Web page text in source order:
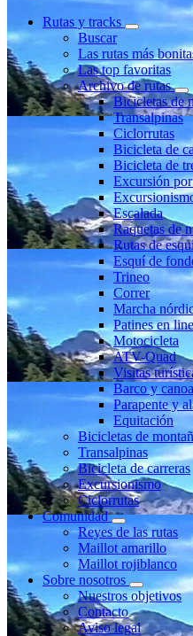
Rutas y tracks
Buscar
Las rutas más
Las top favoritas
Archivo de rutas
Bicicletas de
Transalpinas
Ciclorrutas
Bicicleta de
Bicicleta de
Excursión
Escalada
Raquetas de
Rutas de
Esquí de
Trineo
Correr
Marcha
Patines en
Motocicleta
ATV-Quad
Visitas
Barco y canoa
Parapente y
Equitación
Bicicletas de
Transalpinas
Bicicleta de carreras
Excursionismo
Ciclorrutas
Comunidad
Reyes de las rutas
Maillot amarillo
Maillot rojiblanco
Sobre nosotros
Nuestros objetivos
Contacto
Aviso legal